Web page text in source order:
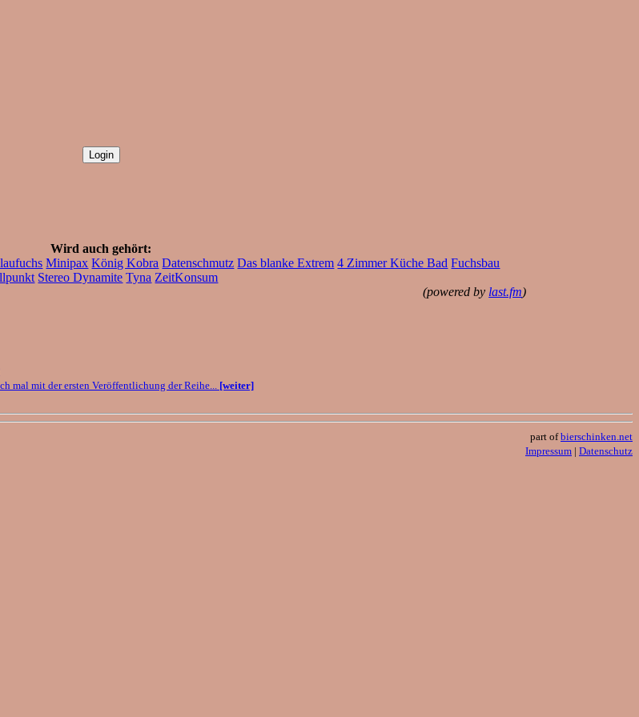
Wird auch gehört:
Minipax König Kobra Datenschmutz Das blanke Extrem 4 Zimmer Küche Bad Fuchsbau
Stereo Dynamite Tyna ZeitKonsum
(powered by last.fm)
mal mit der ersten Veröffentlichung der Reihe... [weiter]
part ofbierschinken.net
Impressum | Datenschutz